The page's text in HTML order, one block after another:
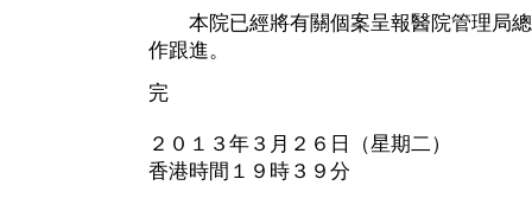
本院已經將有關個案呈報醫院管理局總
作跟進。
完
２０１３年３月２６日（星期二）
香港時間１９時３９分